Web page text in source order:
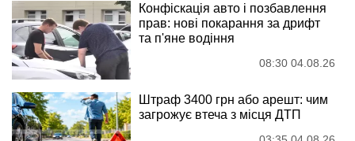
Конфіскація авто і позбавлення
прав: нові покарання за дрифт
та п'яне водіння
08:30 04.08.26
Штраф 3400 грн або арешт: чим
загрожує втеча з місця ДТП